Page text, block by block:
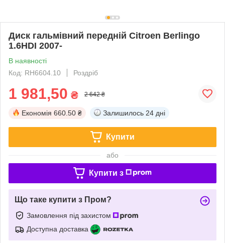
Диск гальмівний передній Citroen Berlingo
1.6HDI 2007-
В наявності
Код: RH6604.10
Роздріб
1 981,50 ₴ 2 642 ₴
Економія 660.50 ₴ Залишилось 24 дні
Купити
або
Купити з
Що таке купити з Пром?
Замовлення під захистом
Доступна доставка